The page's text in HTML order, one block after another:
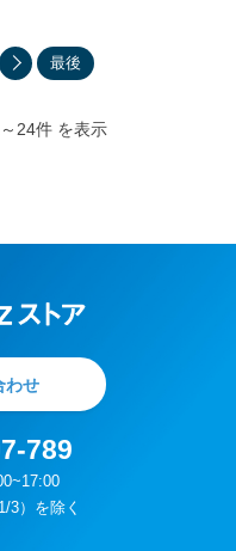
24件 を表示
最後
わせ
789
3）を除く